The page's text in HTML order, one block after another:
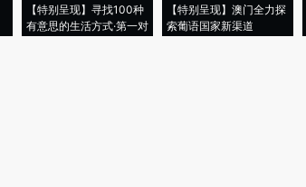
【特别呈现】寻找100种
有意思的生活方式·第一对
【特别呈现】澳门全力探
索葡语国家新渠道